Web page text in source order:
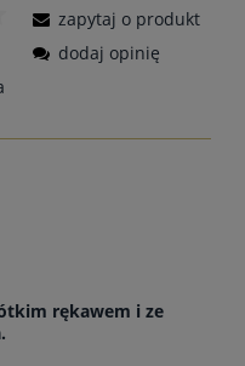
zapytaj o produkt
dodaj opinię
rękawem i ze